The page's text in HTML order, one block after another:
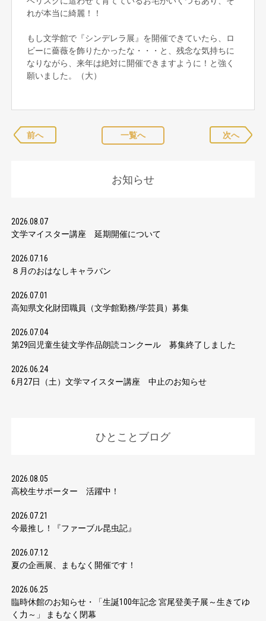
れが本当に綺麗！！
もし文学館で『シンデレラ展』を開催できていたら、ロ
ビーに薔薇を飾りたかったな・・・と、残念な気持ちに
なりながら、来年は絶対に開催できますように！と強く
願いました。（大）
前へ 一覧へ 次へ
お知らせ
2026.08.07
文学マイスター講座 延期開催について
2026.07.16
８月のおはなしキャラバン
2026.07.01
高知県文化財団職員（文学館勤務/学芸員）募集
2026.07.04
第29回児童生徒文学作品朗読コンクール 募集終了しました
2026.06.24
6月27日（土）文学マイスター講座 中止のお知らせ
ひとことブログ
2026.08.05
高校生サポーター 活躍中！
2026.07.21
今最推し！『ファーブル昆虫記』
2026.07.12
夏の企画展、まもなく開催です！
2026.06.25
臨時休館のお知らせ・「生誕100年記念 宮尾登美子展～生きてゆ
く力～」 まもなく閉幕